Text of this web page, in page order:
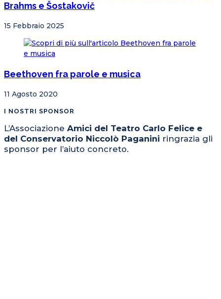
Brahms e Šostakovič
15 Febbraio 2025
Beethoven fra parole e musica
11 Agosto 2020
I NOSTRI SPONSOR
L’Associazione Amici del Teatro Carlo Felice e
del Conservatorio Niccolò Paganini ringrazia gli
sponsor per l’aiuto concreto.